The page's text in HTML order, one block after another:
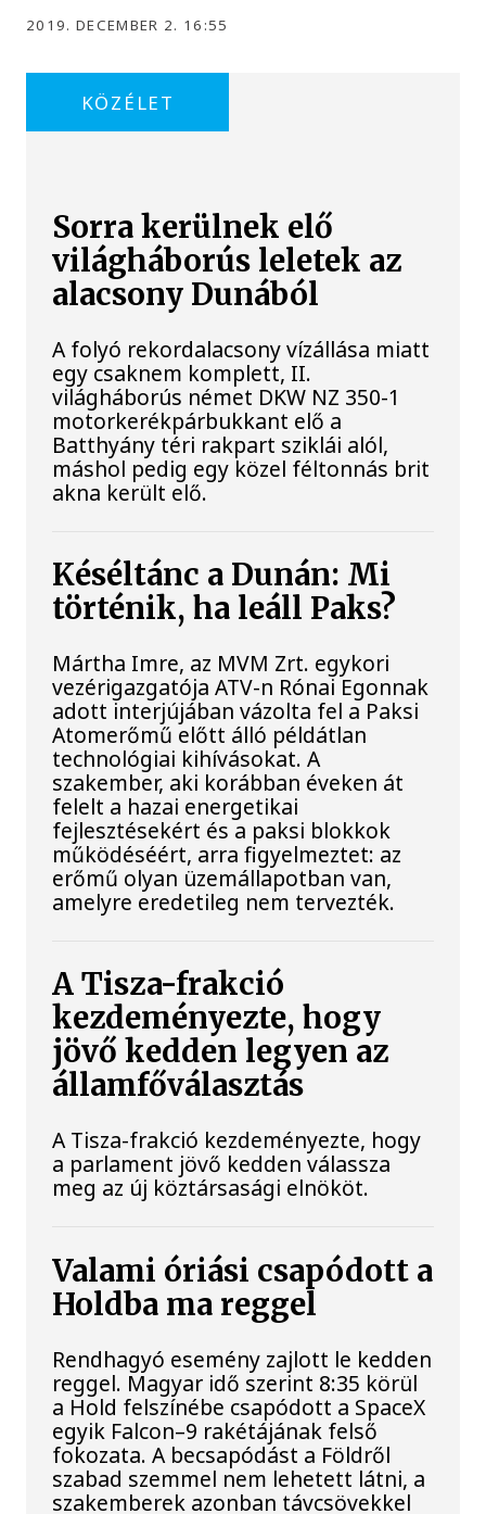
2019. DECEMBER 2. 16:55
KÖZÉLET
Sorra kerülnek elő
világháborús leletek az
alacsony Dunából
A folyó rekordalacsony vízállása miatt
egy csaknem komplett, II.
világháborús német DKW NZ 350-1
motorkerékpárbukkant elő a
Batthyány téri rakpart sziklái alól,
máshol pedig egy közel féltonnás brit
akna került elő.
Késéltánc a Dunán: Mi
történik, ha leáll Paks?
Mártha Imre, az MVM Zrt. egykori
vezérigazgatója ATV-n Rónai Egonnak
adott interjújában vázolta fel a Paksi
Atomerőmű előtt álló példátlan
technológiai kihívásokat. A
szakember, aki korábban éveken át
felelt a hazai energetikai
fejlesztésekért és a paksi blokkok
működéséért, arra figyelmeztet: az
erőmű olyan üzemállapotban van,
amelyre eredetileg nem tervezték.
A Tisza-frakció
kezdeményezte, hogy
jövő kedden legyen az
államfőválasztás
A Tisza-frakció kezdeményezte, hogy
a parlament jövő kedden válassza
meg az új köztársasági elnököt.
Valami óriási csapódott a
Holdba ma reggel
Rendhagyó esemény zajlott le kedden
reggel. Magyar idő szerint 8:35 körül
a Hold felszínébe csapódott a SpaceX
egyik Falcon–9 rakétájának felső
fokozata. A becsapódást a Földről
szabad szemmel nem lehetett látni, a
szakemberek azonban távcsövekkel